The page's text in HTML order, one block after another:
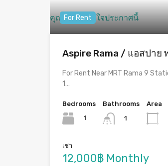
คุณอาจจะสนใจประกาศนี้
For Rent
Aspire Rama / แอสปาย
For Rent Near MRT Rama 9
1…
Bedrooms
1
Bathrooms
1
Area
เช่า
12,000฿ Monthly